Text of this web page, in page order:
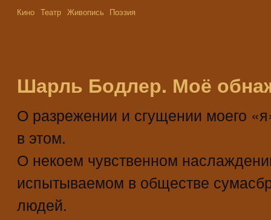
Кино Театр Живопись Поэзия
Шарль Бодлер. Моё
О разрежении и сгущении моего
в этом.
О некоем чувственном
испытываемом в обществе
людей.